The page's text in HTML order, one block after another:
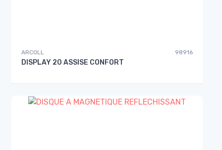
ARCOLL 98916
DISPLAY 20 ASSISE CONFORT